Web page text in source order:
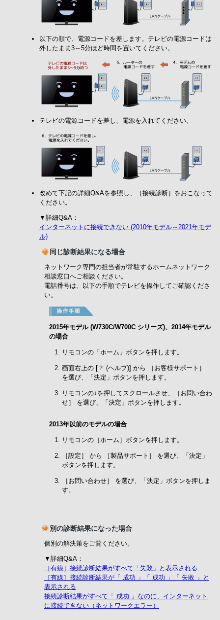
以下の順で、電源コードを差します。テレビの電源コードは
外したまま3～5分ほど時間を置いてください。
テレビの電源コードを差し、電源を入れてください。
改めて下記の詳細Q&Aを参照し、［接続診断］をおこなって
ください。
▼詳細Q&A：
インターネットに接続できない (2010年モデル～2021年モデ
ル)
同じ診断結果になる場合
ネットワーク専門の担当者が常駐するホームネットワーク
相談窓口へご相談ください。
電話番号は、以下の手順でテレビを操作してご確認くださ
い。
2015年モデル (W730C/W700C シリーズ)、2014年モデル
の場合
リモコンの「ホーム」ボタンを押します。
画面右上の [？ (ヘルプ)] から ［お客様サポート］
を選び、「決定」ボタンを押します。
リモコンの↓を押してスクロールさせ、［お問い合わ
せ］ を選び、「決定」ボタンを押します。
2013年以前のモデルの場合
リモコンの［ホーム］ボタンを押します。
［設定］ から ［製品サポート］ を選び、「決定」
ボタンを押します。
［お問い合わせ］ を選び、「決定」ボタンを押しま
す。
別の診断結果になった場合
個別の解決策をご覧ください。
▼詳細Q&A：
［有線］接続診断結果がすべて「失敗」と表示される
［有線］接続診断結果が「 成功 」「 成功 」「 失敗 」と
表示される
接続診断結果がすべて「 成功 」なのに、インターネット
に接続できない（ネットワークエラー）